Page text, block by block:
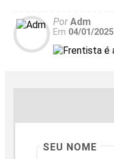
PorAdm
Em 04/01/
SEU NOME